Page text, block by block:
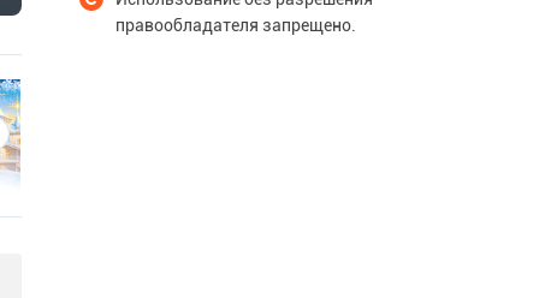
правообладателя запрещено.